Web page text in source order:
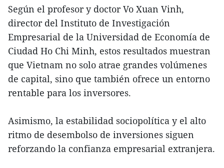
Según el profesor y doctor Vo Xuan Vinh,
director del Instituto de Investigación
Empresarial de la Universidad de Economía de
Ciudad Ho Chi Minh, estos resultados muestran
que Vietnam no solo atrae grandes volúmenes
de capital, sino que también ofrece un entorno
rentable para los inversores.
Asimismo, la estabilidad sociopolítica y el alto
ritmo de desembolso de inversiones siguen
reforzando la confianza empresarial extranjera.